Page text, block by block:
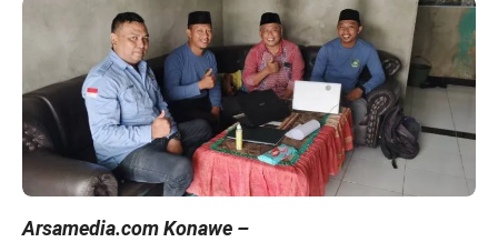
Arsamedia.com Konawe –